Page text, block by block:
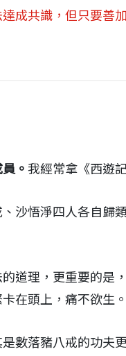
成共識，但只要善
。 我經常拿《西遊
沙悟淨四人各自歸
道理，更重要的是
在頭上，痛不欲生。
是數落豬八戒的功夫